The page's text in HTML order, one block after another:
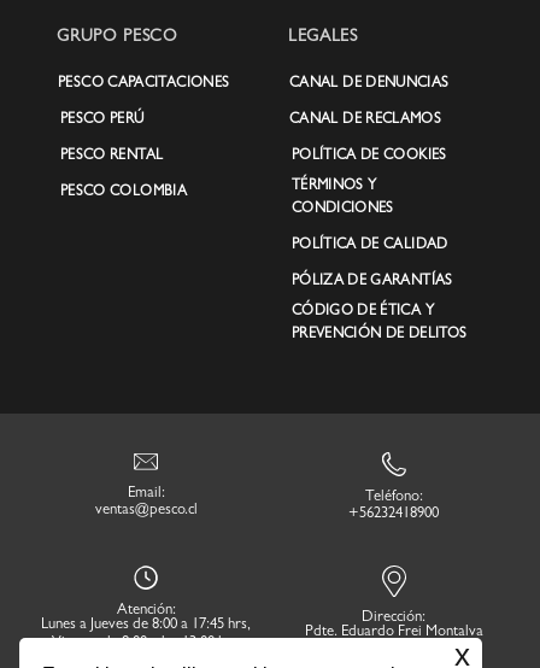
GRUPO PESCO
PESCO CAPACITACIONES
PESCO PERÚ
PESCO RENTAL
PESCO COLOMBIA
LEGALES
CANAL DE DENUNCIAS
CANAL DE RECLAMOS
POLÍTICA DE COOKIES
TÉRMINOS Y
CONDICIONES
POLÍTICA DE CALIDAD
PÓLIZA DE GARANTÍAS
CÓDIGO DE ÉTICA Y
PREVENCIÓN DE DELITOS
Email:
ventas@pesco.cl
Teléfono:
+56232418900
Atención:
Lunes a Jueves de 8:00 a 17:45 hrs,
Dirección:
Pdte. Eduardo Frei Montalva
16.644 Lampa. Regiónx